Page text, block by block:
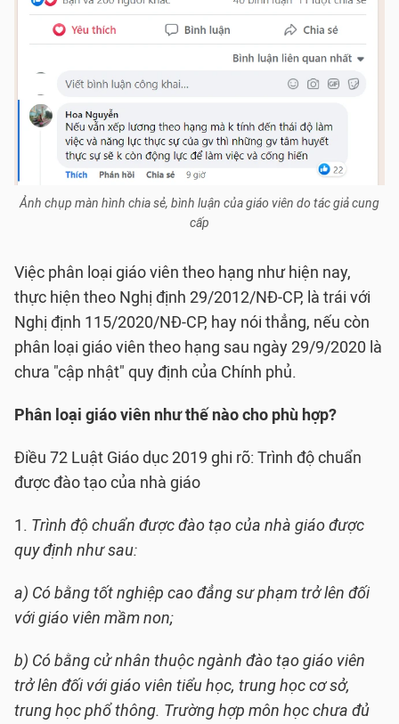
Ảnh chụp màn hình chia sẻ, bình luận của giáo viên do tác giả cung
cấp
Việc phân loại giáo viên theo hạng như hiện nay,
thực hiện theo Nghị định 29/2012/NĐ-CP, là trái với
Nghị định 115/2020/NĐ-CP, hay nói thẳng, nếu còn
phân loại giáo viên theo hạng sau ngày 29/9/2020 là
chưa "cập nhật" quy định của Chính phủ.
Phân loại giáo viên như thế nào cho phù hợp?
Điều 72 Luật Giáo dục 2019 ghi rõ: Trình độ chuẩn
được đào tạo của nhà giáo
1. Trình độ chuẩn được đào tạo của nhà giáo được
quy định như sau:
a) Có bằng tốt nghiệp cao đẳng sư phạm trở lên đối
với giáo viên mầm non;
b) Có bằng cử nhân thuộc ngành đào tạo giáo viên
trở lên đối với giáo viên tiểu học, trung học cơ sở,
trung học phổ thông. Trường hợp môn học chưa đủ